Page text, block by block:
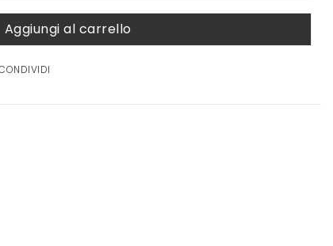
Aggiungi al carrello